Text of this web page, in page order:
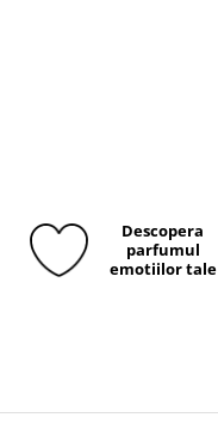
Descopera
parfumul
emotiilor tale